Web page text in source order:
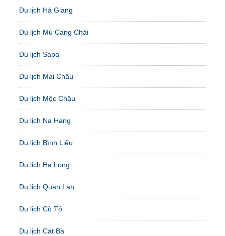
Du lịch Hà Giang
Du lịch Mù Cang Chải
Du lịch Sapa
Du lịch Mai Châu
Du lịch Mộc Châu
Du lịch Na Hang
Du lịch Bình Liêu
Du lịch Hạ Long
Du lịch Quan Lạn
Du lịch Cô Tô
Du lịch Cát Bà